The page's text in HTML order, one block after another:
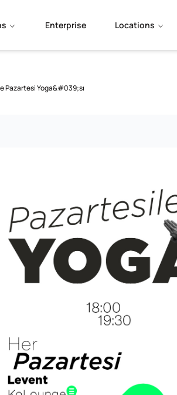
Enterprise Locations
Yoga&#039;sı